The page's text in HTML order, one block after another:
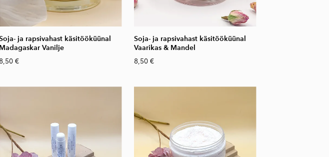
ja rapsivahast käsitööküünal
Madagaskar Vanilje
8,50 €
Soja- ja rapsivahast käsitööküünal
Vaarikas & Mandel
8,50 €